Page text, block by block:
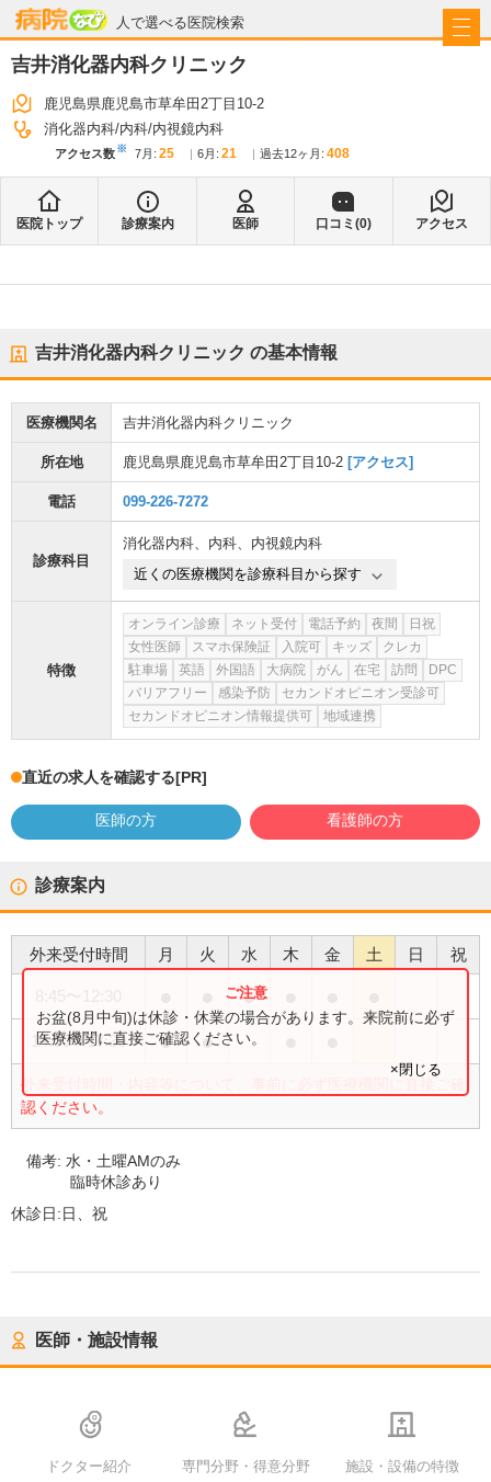
人で選べる医院検索
病院なび
吉井消化器内科クリニック
鹿児島県鹿児島市草牟田2丁目10-2
消化器内科 内科 内視鏡内科
アクセス数※ 7月 : 25 6月 : 21 過去12ヶ月: 408
医院トップ 診療案内 医師 口コミ(0) アクセス
吉井消化器内科クリニック の基本情報
医療機関名 吉井消化器内科クリニック
所在地 鹿児島県鹿児島市草牟田2丁目10-2 [アクセス]
電話 099-226-7272
診療科目
消化器内科、 内科、 内視鏡内科
近くの医療機関を診療科目から探す
特徴
オンライン診療 ネット受付 電話予約 夜間
日祝
女性医師
スマホ保険証 入院可 キッズ
クレカ
駐車場
英語 外国語 大病院 がん 在宅 訪問
DPC
バリアフリー
感染予防
セカンドオピニオン受診可
セカンドオピニオン情報提供可
地域連携
直近の求人を確認する[PR]
医師の方 看護師の方
診療案内
外来受付時間 月 火 水 木 金 土 日 祝
●
14:00〜17:30 ● ●
外来受付時間・内容等について、事前に必ず医療機関に直接ご確
認ください。
お盆(8月中旬)は休診・休業の場合があります。来院前に必ず
医療機関に直接ご確認ください。
×閉じる
備考:水・土曜AMのみ
臨時休診あり
休診日:日、祝
医師・施設情報
ドクター紹介 専門分野・得意分野 施設・設備の特徴